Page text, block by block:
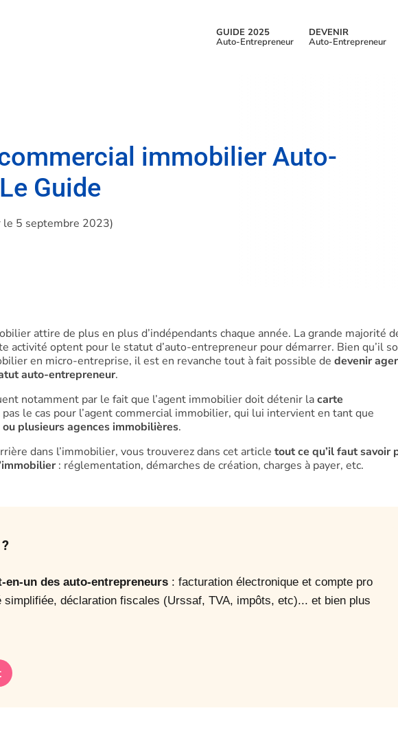
GUIDE 2025
Auto-Entrepreneur
DEVENIR
Auto-Entrepreneur
immobilier Auto-
Guide
5 septembre 2023)
attire de plus en plus d’indépendants chaque année. La grande majorité
activité optent pour le statut d’auto-entrepreneur pour démarrer. Bien qu’il
en micro-entreprise, il est en revanche tout à fait possible de devenir
auto-entrepreneur.
notamment par le fait que l’agent immobilier doit détenir lacarte
pas le cas pour l’agent commercial immobilier, qui lui intervient en tant que
plusieurs agences immobilières.
dans l’immobilier, vous trouverez dans cet article tout ce qu’il faut savoir
: réglementation, démarches de création, charges à payer, etc.
un des auto-entrepreneurs : facturation électronique et compte pro
simplifiée, déclaration fiscales (Urssaf, TVA, impôts, etc)... et bien plus